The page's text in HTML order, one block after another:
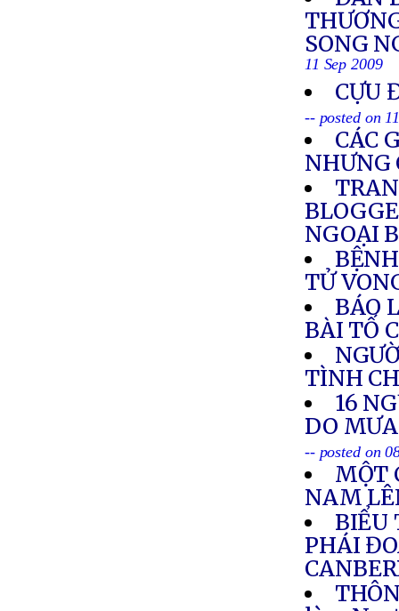
SONG
11 Sep 2009
CỰU
-- posted on
CÁC
NHƯNG
NGOẠI
TỬ
BÁO
BÀI TỐ
TÌNH
16
DO
-- posted on
MỘT
NAM
BIỂU
PHÁI